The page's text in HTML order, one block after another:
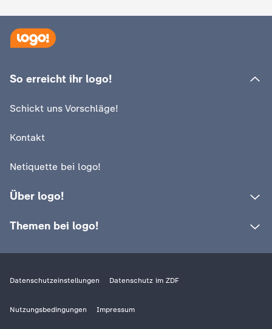
So erreicht ihr logo!
Schickt uns Vorschläge!
Kontakt
Netiquette bei logo!
Über logo!
Themen bei logo!
Datenschutzeinstellungen Datenschutz im ZDF
Nutzungsbedingungen Impressum